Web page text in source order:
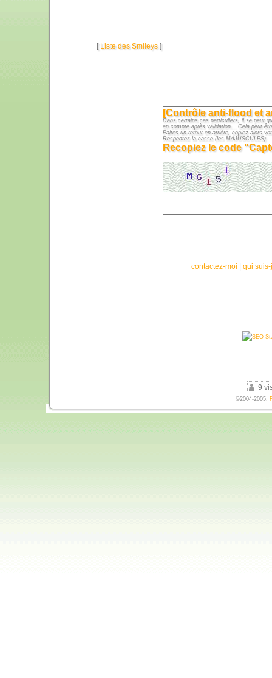
[ Liste des Smileys ]
[Contrôle anti-flood et
Dans certains cas particuliers, il se peut
en compte après validation... Cela peut
Faites un retour en arrière, copiez alors
Respectez la casse (les MAJUSCULES)
Recopiez le code
contactez-moi qui
9
©2004-2005,